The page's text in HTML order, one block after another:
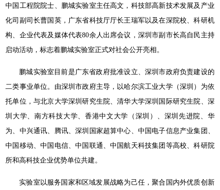
中国工程院院士、鹏城实验室主任高文，科技部高新技术发展及产业
化司副司长曹国英，广东省科技厅厅长王瑞军以及在深院校、科研机
构、企业代表及媒体代表80余人出席会议，深圳市副市长高自民主持
启动活动，标志着鹏城实验室正式对社会公开亮相。
鹏城实验室目前是广东省政府批准设立、深圳市政府负责建设的
二类事业单位。由深圳市政府主导，以哈尔滨工业大学（深圳）为依
托单位，与北京大学深圳研究生院、清华大学深圳国际研究生院、深
圳大学、南方科技大学、香港中文大学（深圳）、深圳先进院、华
为、中兴通讯、腾讯、深圳国家超算中心、中国电子信息产业集团、
中国移动、中国电信、中国联通、中国航天科技集团等高校、科研院
所和高科技企业优势单位共建。
实验室以服务国家和区域发展战略为己任，聚合国内外优质创新